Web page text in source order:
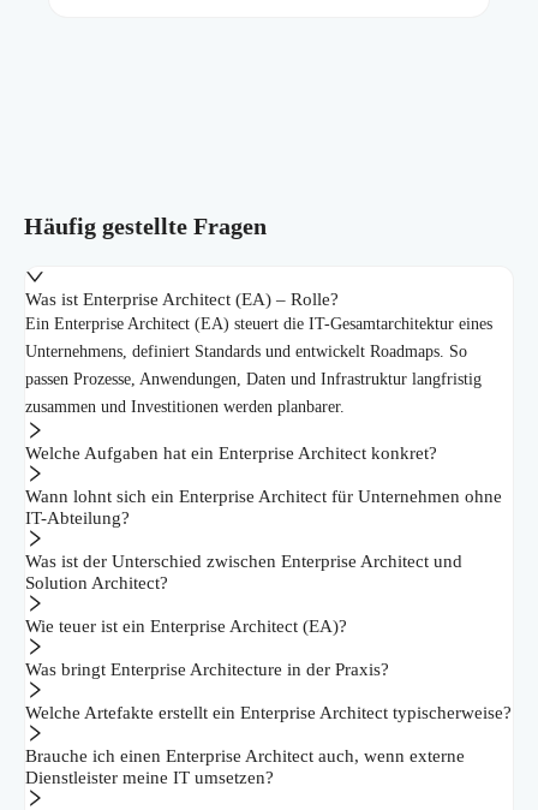
Häufig gestellte Fragen
Was ist Enterprise Architect (EA) – Rolle?
Ein Enterprise Architect (EA) steuert die IT-Gesamtarchitektur eines
Unternehmens, definiert Standards und entwickelt Roadmaps. So
passen Prozesse, Anwendungen, Daten und Infrastruktur langfristig
zusammen und Investitionen werden planbarer.
Welche Aufgaben hat ein Enterprise Architect konkret?
Wann lohnt sich ein Enterprise Architect für Unternehmen ohne
IT-Abteilung?
Was ist der Unterschied zwischen Enterprise Architect und
Solution Architect?
Wie teuer ist ein Enterprise Architect (EA)?
Was bringt Enterprise Architecture in der Praxis?
Welche Artefakte erstellt ein Enterprise Architect typischerweise?
Brauche ich einen Enterprise Architect auch, wenn externe
Dienstleister meine IT umsetzen?